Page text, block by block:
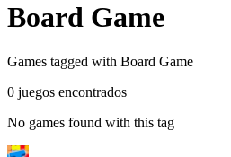
Board Game
Games tagged with Board Game
0 juegos encontrados
No games found with this tag